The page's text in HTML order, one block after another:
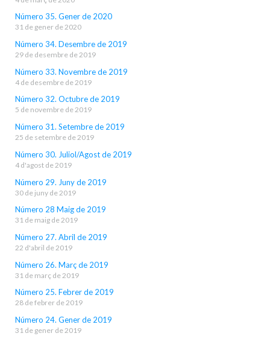
Número 35. Gener de 2020
31 de gener de 2020
Número 34. Desembre de 2019
29 de desembre de 2019
Número 33. Novembre de 2019
4 de desembre de 2019
Número 32. Octubre de 2019
5 de novembre de 2019
Número 31. Setembre de 2019
25 de setembre de 2019
Número 30. Juliol/Agost de 2019
4 d'agost de 2019
Número 29. Juny de 2019
30 de juny de 2019
Número 28 Maig de 2019
31 de maig de 2019
Número 27. Abril de 2019
22 d'abril de 2019
Número 26. Març de 2019
31 de març de 2019
Número 25. Febrer de 2019
28 de febrer de 2019
Número 24. Gener de 2019
31 de gener de 2019